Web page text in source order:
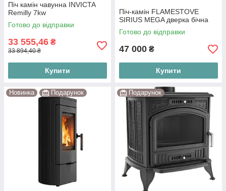
Піч камін чавунна INVICTA
Remilly 7kw
Готово до відправки
33 555,46 ₴
33 894,40 ₴
Купити
Піч-камін FLAMESTOVE
SIRIUS MEGA дверка бічна
Готово до відправки
47 000 ₴
Купити
Новинка Подарунок Подарунок